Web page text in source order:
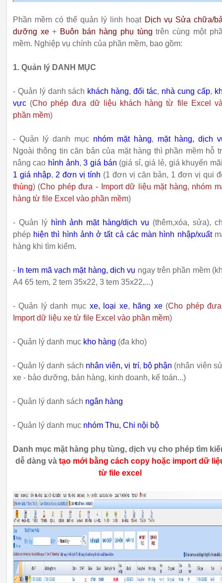
Phần mềm có thể quản lý linh hoạt Dịch vụ Sửa chữa/
dưỡng xe+ Buôn bán hàng phụ tùngtrên cùng một
mềm. Nghiệp vụ chính của phần mềm, bao gồm:
1. Quản lý DANH MỤC
- Quản lý danh sách khách hàng,đối tác, nhà cung cấp,
vực(Cho phép đưa dữ liệu khách hàng từ file Excel
phần mềm)
- Quản lý danh mục nhóm mặt hàng, mặt hàng, dịch
Ngoài thông tin căn bản của mặt hàng thì phần mềm hỗ
nâng cao hình ảnh,3 giá bán (giá sỉ, giá lẻ, giá khuyến
1 giá nhập, 2 đơn vị tính (1 đơn vị căn bản, 1 đơn vị qui
thùng) (Cho phép đưa - Import dữ liệu mặt hàng, nhóm
hàng từ file Excel vào phần mềm)
- Quản lý hình ảnh mặt hàng/dịch vụ (thêm,xóa, sửa),
phép hiện thì hình ảnh ở tất cả các màn hình nhập/xuất
hàng khi tìm kiếm.
- In tem mã vạch mặt hàng, dịch vụ ngay trên phần mềm
A4 65 tem, 2 tem 35x22, 3 tem 35x22,...)
- Quản lý danh mục xe, loại xe, hãng xe (Cho phép
Import dữ liệu xe từ file Excel vào phần mềm)
- Quản lý danh mục kho hàng (đa kho)
- Quản lý danh sách nhân viên,vị trí, bộ phận (nhân viên
xe - bảo dưỡng, bán hàng, kinh doanh, kế toán...)
- Quản lý danh sách ngân hàng
- Quản lý danh mục nhóm Thu, Chi nội bộ
Danh mục mặt hàng phụ tùng, dịch vụ cho phép tìm
dễ dàng và tạo mới bằng cách copy hoặc import dữ
từ file excel